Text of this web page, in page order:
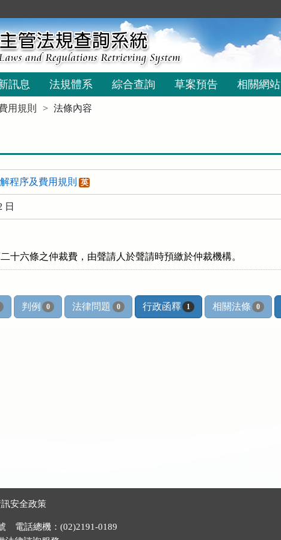
訊息 法規體系 綜合查詢 草案預告 相關網站
用規則 法條內容
程序及費用規則 英
日
十六條之仲裁費，由聲請人於聲請時預繳於仲裁機構。
判例 0 法律問題 0 行政函釋 1 相關法條 0
訊安全政策
電話總機：(02)2191-0189